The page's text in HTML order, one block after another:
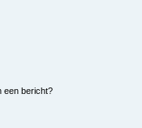
een bericht?